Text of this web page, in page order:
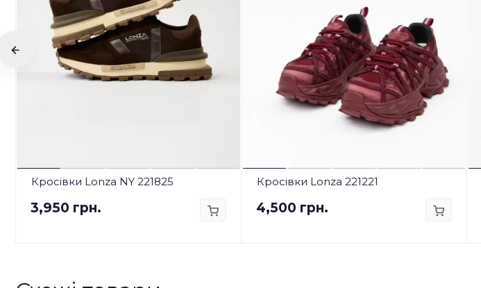
Кросівки Lonza NY 221825
3,950 грн.
Кросівки Lonza 221221
4,500 грн.